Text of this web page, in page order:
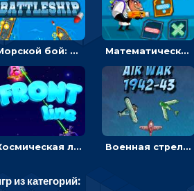
Морской бой: расставлять корабли и бить вражеские - для мальчиков Математическая стрелялка: решать равенства, чтобы уничтожать монстров
Космическая линия фронта: соединять корабли и побеждать инопланетян Военная стрелялка в воздухе: лететь и уничтожать истребители
из категорий: